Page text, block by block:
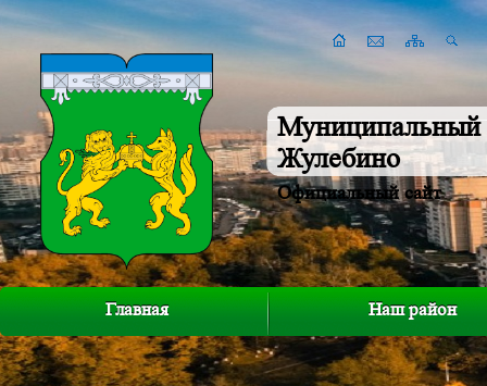
Муниципальный
Жулебино
Официальный сайт
Главная Наш район